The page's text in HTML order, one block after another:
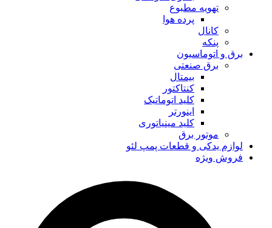
تهویه مطبوع
پرده هوا
کانال
پنکه
برق و اتوماسیون
برق صنعتی
بیمتال
کنتاکتور
کلید اتوماتیک
اینورتر
کلید مینیاتوری
موتور برق
لوازم یدکی و قطعات پمپ لئو
فروش ویژه